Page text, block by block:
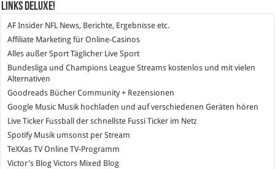
Links DeLuXe!
AF Insider NFL News, Berichte, Ergebnisse etc.
Affiliate Marketing für Online-Casinos
Alles außer SportTäglicher Live Sport
Bundesliga und Champions League Streams kostenlos und mit vielen
Alternativen
Goodreads Bücher Community + Rezensionen
Google Music Musik hochladen und auf verschiedenen Geräten hören
Live Ticker Fussball
der schnellste Fussi Ticker im Netz
SpotifyMusik umsonst per Stream
TeXXas TVOnline TV-Programm
Victor's Blog Victors Mixed Blog